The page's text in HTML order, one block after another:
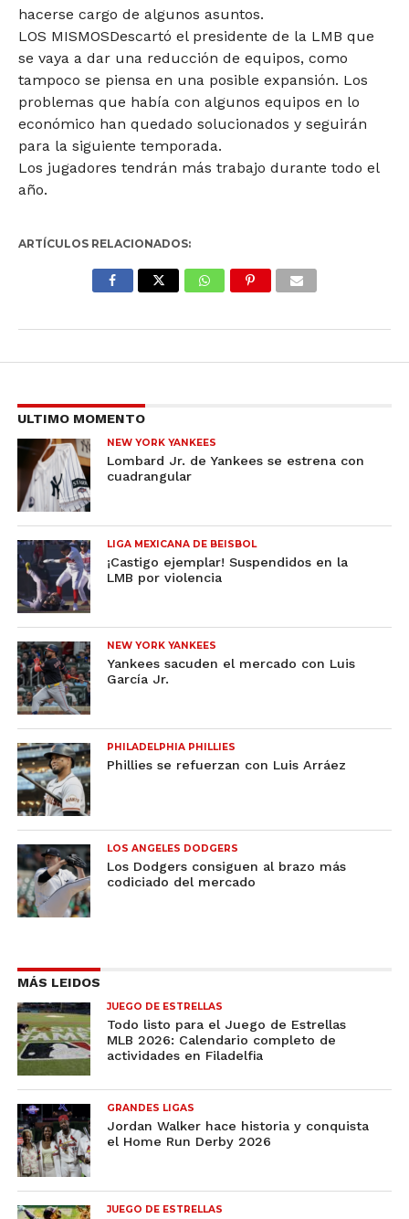
hacerse cargo de algunos asuntos.
LOS MISMOSDescartó el presidente de la LMB que
se vaya a dar una reducción de equipos, como
tampoco se piensa en una posible expansión. Los
problemas que había con algunos equipos en lo
económico han quedado solucionados y seguirán
para la siguiente temporada.
Los jugadores tendrán más trabajo durante todo el
año.
ARTÍCULOS RELACIONADOS:
ULTIMO MOMENTO
NEW YORK YANKEES
Lombard Jr. de Yankees se estrena con
cuadrangular
LIGA MEXICANA DE BEISBOL
¡Castigo ejemplar! Suspendidos en la
LMB por violencia
NEW YORK YANKEES
Yankees sacuden el mercado con Luis
García Jr.
PHILADELPHIA PHILLIES
Phillies se refuerzan con Luis Arráez
LOS ANGELES DODGERS
Los Dodgers consiguen al brazo más
codiciado del mercado
MÁS LEIDOS
JUEGO DE ESTRELLAS
Todo listo para el Juego de Estrellas
MLB 2026: Calendario completo de
actividades en Filadelfia
GRANDES LIGAS
Jordan Walker hace historia y conquista
el Home Run Derby 2026
JUEGO DE ESTRELLAS